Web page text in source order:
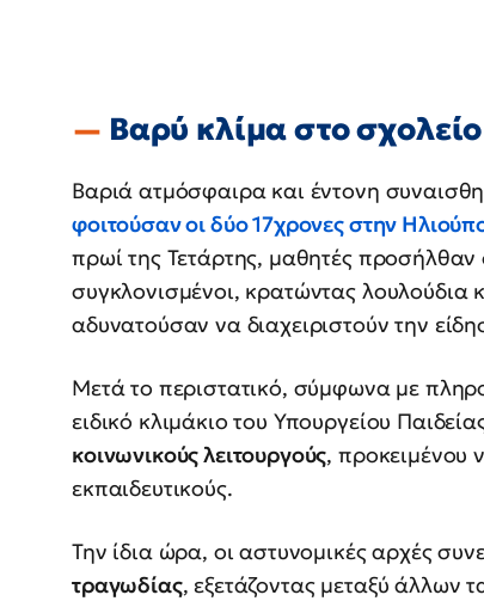
Βαρύ κλίμα στο
Βαριά ατμόσφαιρα και έντονη
φοιτούσαν οι δύο 17χρονες στην
πρωί της Τετάρτης, μαθητές προσήλθαν
συγκλονισμένοι, κρατώντας λουλούδια
αδυνατούσαν να διαχειριστούν την
Μετά το περιστατικό, σύμφωνα με
ειδικό κλιμάκιο του Υπουργείου
κοινωνικούς λειτουργούς, προκειμένου
εκπαιδευτικούς.
Την ίδια ώρα, οι αστυνομικές αρχές
τραγωδίας, εξετάζοντας μεταξύ άλλων